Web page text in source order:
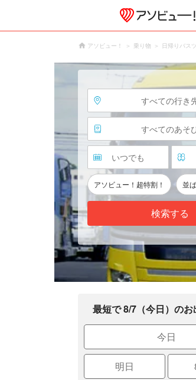
アソビュー！ 乗り物 日帰りバス
すべての行き
すべてのあそ
いつでも
アソビュー！超特割！ 並
検索する
最短で 8/7（今日）のお
今日
明日